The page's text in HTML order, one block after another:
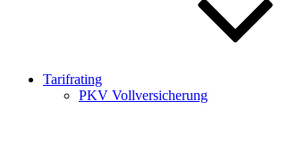
Tarifrating
PKV Vollversicherung